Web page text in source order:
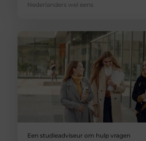
Nederlanders wel eens
Een studieadviseur om hulp vragen